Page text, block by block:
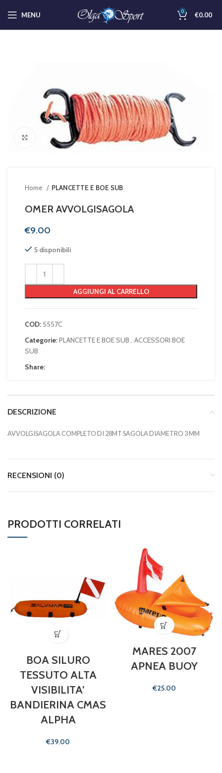
MENU 0 €0.00
Clicca per ingrandire
Home PLANCETTE E BOE SUB
OMER AVVOLGISAGOLA
€
5 disponibili
AGGIUNGI AL CARRELLO
COD: 5557C
Categorie:PLANCETTE E BOE SUB
ACCESSORI BOE
SUB
Share:
DESCRIZIONE
AVVOLGISAGOLA COMPLETO DI 28MT SAGOLA DIAMETRO 3 MM
RECENSIONI (0)
PRODOTTI CORRELATI
BOA SILURO
TESSUTO ALTA
VISIBILITA’
BANDIERINA CMAS
ALPHA
€
MARES 2007
APNEA BUOY
€